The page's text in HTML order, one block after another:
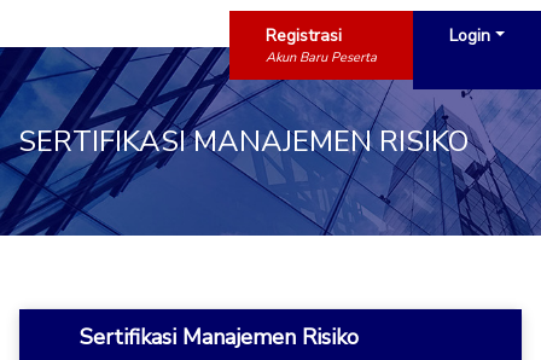
Login
Registrasi
Akun Baru Peserta
SERTIFIKASI MANAJEMEN RISIKO
Sertifikasi Manajemen Risiko